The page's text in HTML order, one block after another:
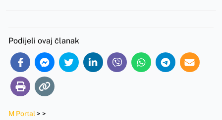
Podijeli ovaj članak
M Portal > >